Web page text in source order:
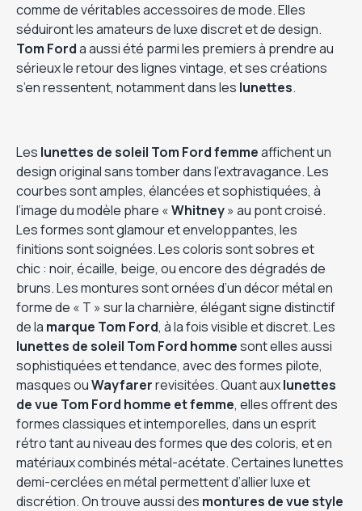
comme de véritables accessoires de mode. Elles
séduiront les amateurs de luxe discret et de design.
Tom Forda aussi été parmi les premiers à prendre au
sérieux le retour des lignes vintage, et ses créations
s’en ressentent, notamment dans les lunettes.
Les lunettes de soleil Tom Ford femmeaffichent un
design original sans tomber dans l’extravagance. Les
courbes sont amples, élancées et sophistiquées, à
l’image du modèle phare «Whitney» au pont croisé.
Les formes sont glamour et enveloppantes, les
finitions sont soignées. Les coloris sont sobres et
chic : noir, écaille, beige, ou encore des dégradés de
bruns. Les montures sont ornées d’un décor métal en
forme de « T » sur la charnière, élégant signe distinctif
de la marque Tom Ford, à la fois visible et discret. Les
lunettes de soleil Tom Ford hommesont elles aussi
sophistiquées et tendance, avec des formes pilote,
masques ouWayfarerrevisitées. Quant auxlunettes
de vue Tom Ford homme et femme, elles offrent des
formes classiques et intemporelles, dans un esprit
rétro tant au niveau des formes que des coloris, et en
matériaux combinés métal-acétate. Certaines lunettes
demi-cerclées en métal permettent d’allier luxe et
discrétion. On trouve aussi des montures de vue style